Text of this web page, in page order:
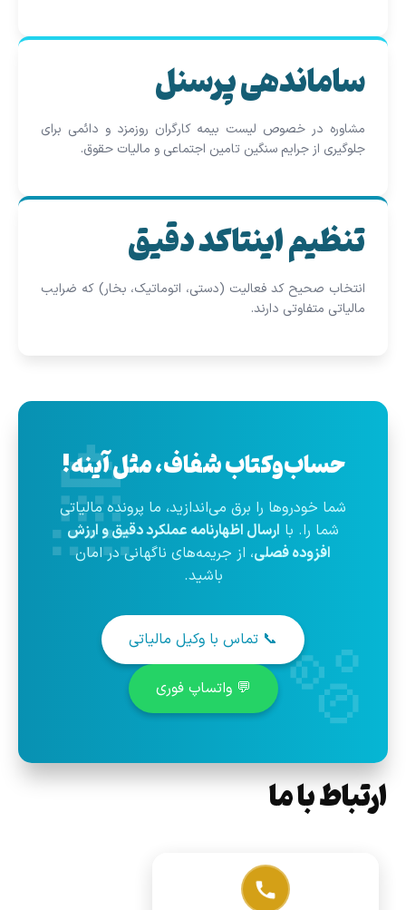
ساماندهی پرسنل
مشاوره در خصوص لیست بیمه کارگران روزمزد و دائمی برای
جلوگیری از جرایم سنگین تامین اجتماعی و مالیات حقوق.
تنظیم اینتاکد دقیق
انتخاب صحیح کد فعالیت (دستی، اتوماتیک، بخار) که ضرایب
مالیاتی متفاوتی دارند.
🚿
🫧
حساب‌وکتاب شفاف، مثل آینه!
شما خودروها را برق می‌اندازید، ما پرونده مالیاتی
شما را. با ارسال اظهارنامه عملکرد دقیق و ارزش
افزوده فصلی، از جریمه‌های ناگهانی در امان
باشید.
📞 تماس با وکیل مالیاتی
💬 واتساپ فوری
ارتباط با ما